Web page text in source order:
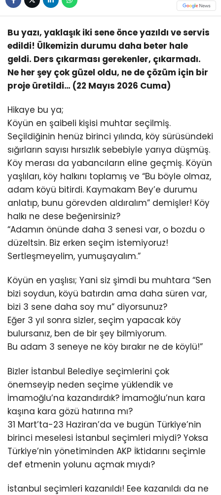
Bu yazı, yaklaşık iki sene önce yazıldı ve servis
edildi! Ülkemizin durumu daha beter hale
geldi. Ders çıkarması gerekenler, çıkarmadı.
Ne her şey çok güzel oldu, ne de çözüm için bir
proje üretildi… (22 Mayıs 2026 Cuma)
Hikaye bu ya;
Köyün en şaibeli kişisi muhtar seçilmiş.
Seçildiğinin henüz birinci yılında, köy sürüsündeki
sığırların sayısı hırsızlık sebebiyle yarıya düşmüş.
Köy merası da yabancıların eline geçmiş. Köyün
yaşlıları, köy halkını toplamış ve “Bu böyle olmaz,
adam köyü bitirdi. Kaymakam Bey’e durumu
anlatıp, bunu görevden aldıralım” demişler! Köy
halkı ne dese beğenirsiniz?
“Adamın önünde daha 3 senesi var, o bozdu o
düzeltsin. Biz erken seçim istemiyoruz!
Sertleşmeyelim, yumuşayalım.”
Köyün en yaşlısı; Yani siz şimdi bu muhtara “Sen
bizi soydun, köyü batırdın ama daha süren var,
bizi 3 sene daha soy mu” diyorsunuz?
Eğer 3 yıl sonra sizler, seçim yapacak köy
bulursanız, ben de bir şey bilmiyorum.
Bu adam 3 seneye ne köy bırakır ne de köylü!”
Bizler İstanbul Belediye seçimlerini çok
önemseyip neden seçime yüklendik ve
İmamoğlu’na kazandırdık? İmamoğlu’nun kara
kaşına kara gözü hatırına mı?
31 Mart’ta-23 Haziran’da ve bugün Türkiye’nin
birinci meselesi İstanbul seçimleri miydi? Yoksa
Türkiye’nin yönetiminden AKP İktidarını seçimle
def etmenin yolunu açmak mıydı?
İstanbul seçimleri kazanıldı! Eee kazanıldı da ne